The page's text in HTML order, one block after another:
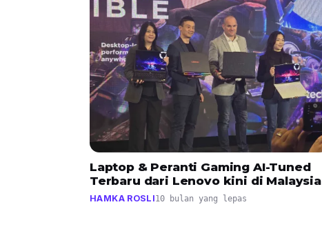
Laptop & Peranti Gaming AI-Tuned
Terbaru dari Lenovo kini di Malaysia
HAMKA ROSLI10 bulan yang lepas